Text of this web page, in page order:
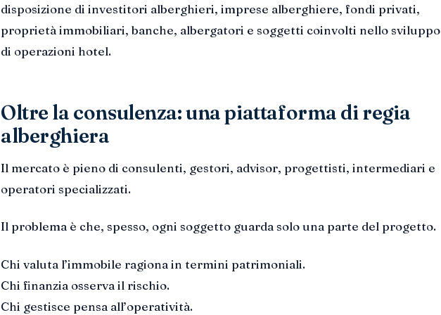
disposizione di investitori alberghieri, imprese alberghiere, fondi privati,
proprietà immobiliari, banche, albergatori e soggetti coinvolti nello sviluppo
di operazioni hotel.
Oltre la consulenza: una piattaforma di regia
alberghiera
Il mercato è pieno di consulenti, gestori, advisor, progettisti, intermediari e
operatori specializzati.
Il problema è che, spesso, ogni soggetto guarda solo una parte del progetto.
Chi valuta l’immobile ragiona in termini patrimoniali.
Chi finanzia osserva il rischio.
Chi gestisce pensa all’operatività.